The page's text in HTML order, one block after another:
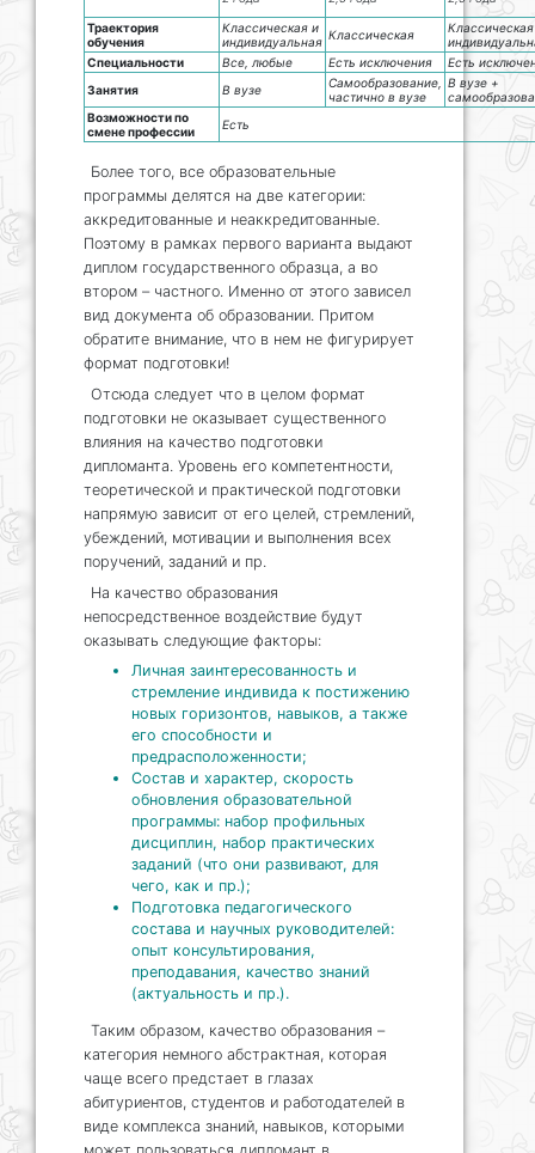
Траектория
обучения
Классическая и
индивидуальная Классическая
Специальности
Все, любые Есть исключения
Есть
Занятия
В вузе
Самообразование,
частично в вузе
В вузе +
Возможности по
смене профессии
Есть
Более того, все образовательные
программы делятся на две категории:
аккредитованные и неаккредитованные.
Поэтому в рамках первого варианта выдают
диплом государственного образца, а во
втором – частного. Именно от этого зависел
вид документа об образовании. Притом
обратите внимание, что в нем не фигурирует
формат подготовки!
Отсюда следует что в целом формат
подготовки не оказывает существенного
влияния на качество подготовки
дипломанта. Уровень его компетентности,
теоретической и практической подготовки
напрямую зависит от его целей, стремлений,
убеждений, мотивации и выполнения всех
поручений, заданий и пр.
На качество образования
непосредственное воздействие будут
оказывать следующие факторы:
Личная заинтересованность и
стремление индивида к постижению
новых горизонтов, навыков, а также
его способности и
предрасположенности;
Состав и характер, скорость
обновления образовательной
программы: набор профильных
дисциплин, набор практических
заданий (что они развивают, для
чего, как и пр.);
Подготовка педагогического
состава и научных руководителей:
опыт консультирования,
преподавания, качество знаний
(актуальность и пр.).
Таким образом, качество образования –
категория немного абстрактная, которая
чаще всего предстает в глазах
абитуриентов, студентов и работодателей в
виде комплекса знаний, навыков, которыми